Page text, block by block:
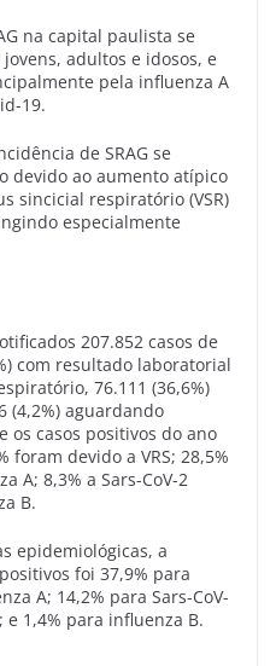
na capital paulista se
adultos e idosos, e
pela influenza A
19.
de SRAG se
devido ao aumento atípico
sincicial respiratório (VSR)
especialmente
207.852 casos de
com resultado laboratorial
76.111 (36,6%)
(4,2%) aguardando
os casos positivos do ano
foram devido a VRS; 28,5%
A; 8,3% a Sars-CoV-2
B.
epidemiológicas, a
foi 37,9% para
A; 14,2% para Sars-CoV-
e 1,4% para influenza B.